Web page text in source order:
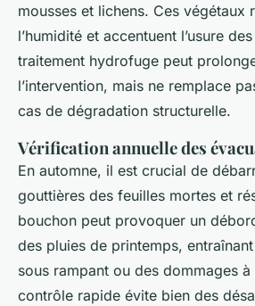
mousses et lichens. Ces végétaux
l’humidité et accentuent l’usure
traitement hydrofuge peut
l’intervention, mais ne remplace
cas de dégradation structurelle.
Vérification annuelle des
En automne, il est crucial de
gouttières des feuilles mortes et
bouchon peut provoquer un
des pluies de printemps,
sous rampant ou des dommages
contrôle rapide évite bien des